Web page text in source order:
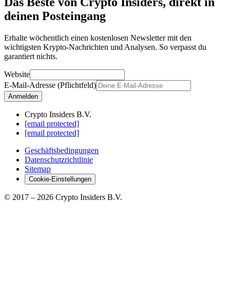
deinen Posteingang
Erhalte wöchentlich einen kostenlosen Newsletter mit den
wichtigsten Krypto-Nachrichten und Analysen. So verpasst du
garantiert nichts.
Website
E-Mail-Adresse (Pflichtfeld)
Anmelden
Crypto Insiders B.V.
[email protected]
[email protected]
Geschäftsbedingungen
Datenschutzrichtlinie
Sitemap
Cookie-Einstellungen
© 2017 – 2026 Crypto Insiders B.V.